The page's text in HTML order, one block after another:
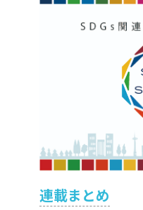
連載まとめ